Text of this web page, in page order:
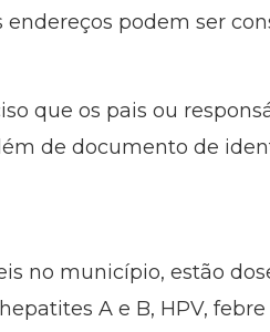
endereços podem ser
que os pais ou
de documento de
no município, estão
A e B, HPV,